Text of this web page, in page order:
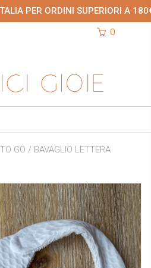
PER ORDINI SUPERIORI A
0
GO / BAVAGLIO LETTERA